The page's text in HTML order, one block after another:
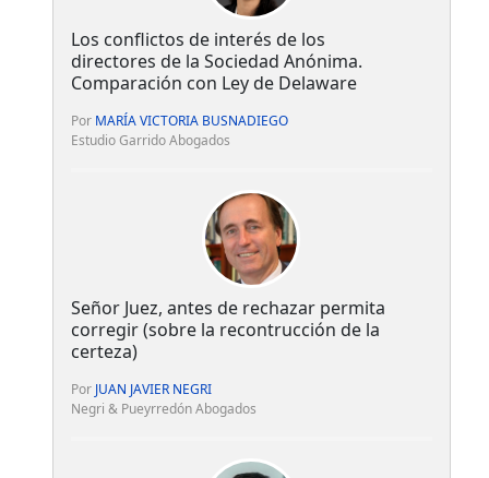
Los conflictos de interés de los
directores de la Sociedad Anónima.
Comparación con Ley de Delaware
Por MARÍA VICTORIA BUSNADIEGO
Estudio Garrido Abogados
Señor Juez, antes de rechazar permita
corregir (sobre la recontrucción de la
certeza)
Por JUAN JAVIER NEGRI
Negri & Pueyrredón Abogados